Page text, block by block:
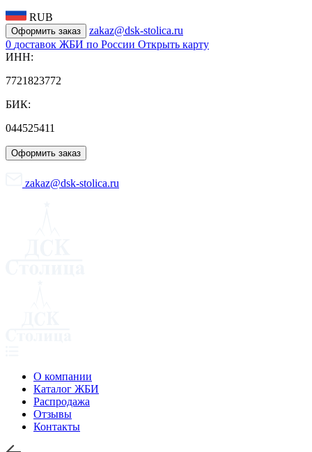
RUB
Оформить заказ
zakaz@dsk-stolica.ru
0 доставок ЖБИ по России Открыть карту
ИНН:
7721823772
БИК:
044525411
Оформить заказ
zakaz@dsk-stolica.ru
О компании
Каталог ЖБИ
Распродажа
Отзывы
Контакты